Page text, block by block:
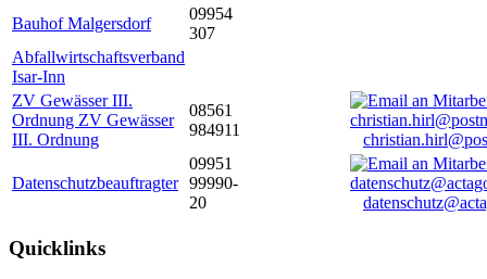
Bauhof Malgersdorf
09954
307
Abfallwirtschaftsverband
Isar-Inn
ZV Gewässer III.
Ordnung ZV Gewässer
III. Ordnung
08561
984911
Datenschutzbeauftragter
09951
99990-
20
Quicklinks